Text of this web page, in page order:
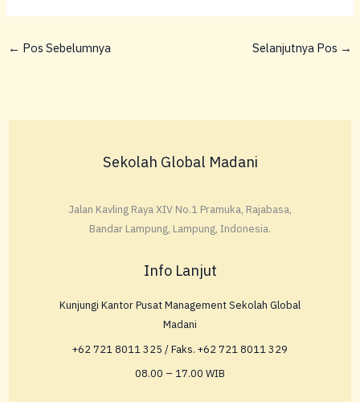
← Pos Sebelumnya Selanjutnya Pos →
Sekolah Global Madani
Jalan Kavling Raya XIV No.1 Pramuka, Rajabasa,
Bandar Lampung, Lampung, Indonesia.
Info Lanjut
Kunjungi Kantor Pusat Management Sekolah Global
Madani
+62 721 8011 325 / Faks. +62 721 8011 329
08.00 – 17.00 WIB